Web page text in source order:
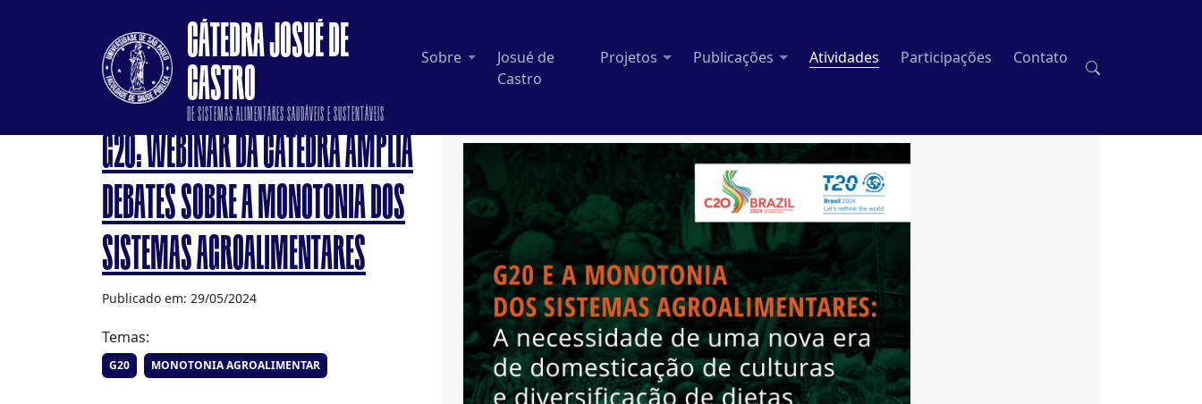
CÁTEDRA JOSUÉ DE
CASTRO
DE SISTEMAS ALIMENTARES SAUDÁVEIS E SUSTENTÁVEIS
Sobre
Josué de
Castro
Projetos Publicações Atividades Participações Contato
G20: WEBINAR DA CÁTEDRA AMPLIA
DEBATES SOBRE A MONOTONIA DOS
SISTEMAS AGROALIMENTARES
Publicado em: 29/05/2024
Temas:
G20 MONOTONIA AGROALIMENTAR